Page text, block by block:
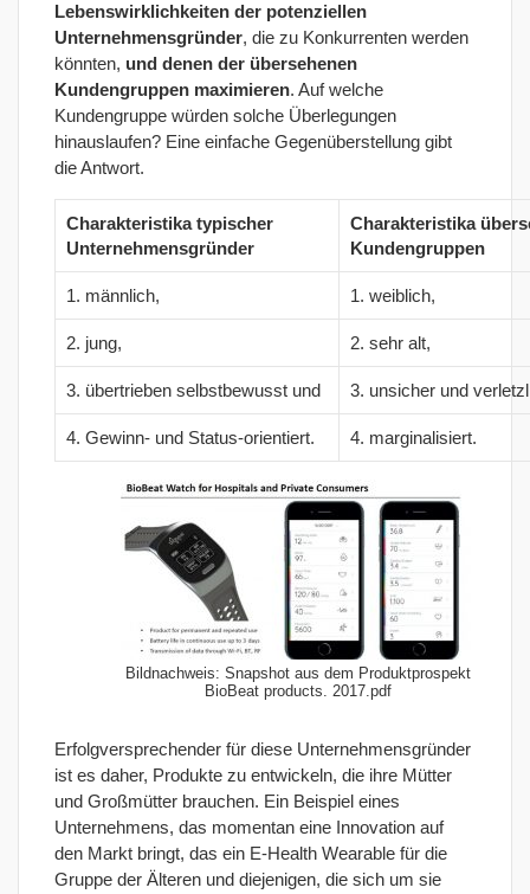
Lebenswirklichkeiten der potenziellen
Unternehmensgründer, die zu Konkurrenten werden
könnten, und denen der übersehenen
Kundengruppen maximieren. Auf welche
Kundengruppe würden solche Überlegungen
hinauslaufen? Eine einfache Gegenüberstellung gibt
die Antwort.
Charakteristika typischer
Unternehmensgründer
Charakteristika
Kundengruppen
1. männlich, 1. weiblich,
2. jung, 2. sehr alt,
3. übertrieben selbstbewusst und 3. unsicher und
4. Gewinn- und Status-orientiert. 4. marginalisiert.
Bildnachweis: Snapshot aus dem Produktprospekt
BioBeat products. 2017.pdf
Erfolgversprechender für diese Unternehmensgründer
ist es daher, Produkte zu entwickeln, die ihre Mütter
und Großmütter brauchen. Ein Beispiel eines
Unternehmens, das momentan eine Innovation auf
den Markt bringt, das ein E-Health Wearable für die
Gruppe der Älteren und diejenigen, die sich um sie